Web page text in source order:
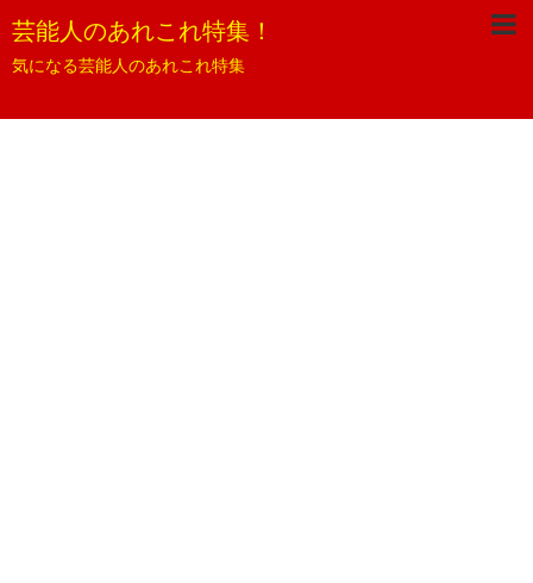
芸能人のあれこれ特集！
気になる芸能人のあれこれ特集